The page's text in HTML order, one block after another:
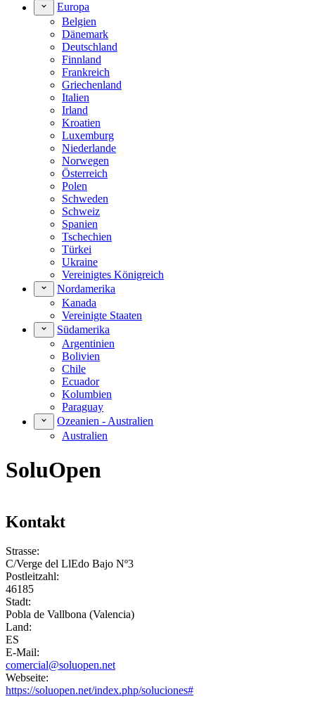
Europa
Belgien
Dänemark
Deutschland
Finnland
Frankreich
Griechenland
Italien
Irland
Kroatien
Luxemburg
Niederlande
Norwegen
Österreich
Polen
Schweden
Schweiz
Spanien
Tschechien
Türkei
Ukraine
Vereinigtes Königreich
Nordamerika
Kanada
Vereinigte Staaten
Südamerika
Argentinien
Bolivien
Chile
Ecuador
Kolumbien
Paraguay
Ozeanien - Australien
Australien
SoluOpen
Kontakt
Strasse:
C/Verge del LlEdo Bajo Nº3
Postleitzahl:
46185
Stadt:
Pobla de Vallbona (Valencia)
Land:
ES
E-Mail:
comercial@soluopen.net
Webseite:
https://soluopen.net/index.php/soluciones#